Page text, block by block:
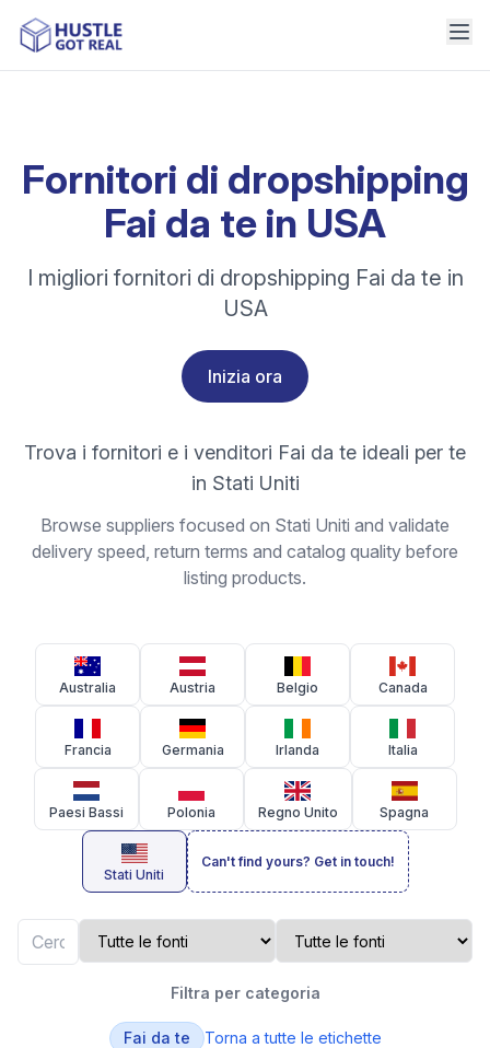
Fornitori di dropshipping
Fai da te in USA
I migliori fornitori di dropshipping Fai da te in
USA
Inizia ora
Trova i fornitori e i venditori Fai da te ideali per te
in Stati Uniti
Browse suppliers focused on Stati Uniti and validate
delivery speed, return terms and catalog quality before
listing products.
Australia Austria Belgio Canada
Francia Germania Irlanda Italia
Paesi Bassi Polonia Regno Unito Spagna
Stati Uniti
Can't find yours? Get in touch!
Filtra per categoria
Fai da te Torna a tutte le etichette